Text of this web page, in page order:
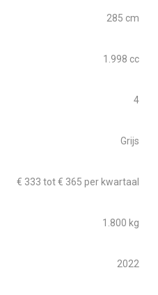
285 cm
1.998 cc
4
Grijs
€ 333 tot € 365 per kwartaal
1.800 kg
2022